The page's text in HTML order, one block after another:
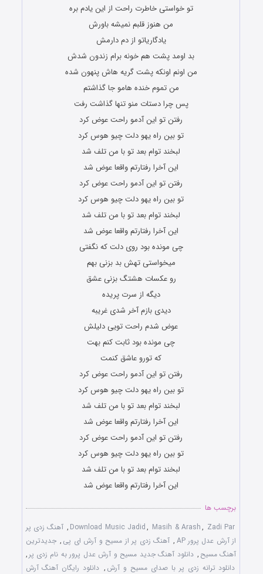
تو خواستی خاطرت راحت از این یادم بره
من هنوز قلبم نمیشه باورش
یادگاریاتو از دم دارمش
بد اومد پشت هم خونه برام زندون شدش
من اونم اونکه پشت گریه هاش پنهون شده
من تموم خنده هامو جا گذاشتم
پس چرا دستات منو تنها گذاشت رفت
رفتن تو این آدمو راحت عوض کرد
تو بین راه یهو دلت چیو هوس کرد
لبخند توام بعد تو با من تلف شد
این آخرا رفتارتم واقعا عوض شد
رفتن تو این آدمو راحت عوض کرد
تو بین راه یهو دلت چیو هوس کرد
لبخند توام بعد تو با من تلف شد
این آخرا رفتارتم واقعا عوض شد
چی مونده بود روی دلت که نگفتی
میخواستی تهش بد بزنی بهم
رو عکسات هشتگ بزنی عشق
دیگه از سرت پریده
دیدی بازم آخر شدی غریبه
عوض شدم راحت تویی دلیلش
چی مونده بود ثابت کنم بهت
که تورو عاشق کنمت
رفتن تو این آدمو راحت عوض کرد
تو بین راه یهو دلت چیو هوس کرد
لبخند توام بعد تو با من تلف شد
این آخرا رفتارتم واقعا عوض شد
رفتن تو این آدمو راحت عوض کرد
تو بین راه یهو دلت چیو هوس کرد
لبخند توام بعد تو با من تلف شد
این آخرا رفتارتم واقعا عوض شد
برچسب ها
Download Music Jadid, Masih & Arash, Zadi Par
, آهنگ زدی پر
از آرش عدل پرور AP
, آهنگ زدی پر از مسیح و آرش ای پی , جدیدترین
آهنگ مسیح , دانلود آهنگ جدید مسیح و آرش عدل پرور به نام زدی پر ,
دانلود ترانه زدی پر با صدای مسیح و آرش , دانلود رایگان آهنگ آرش